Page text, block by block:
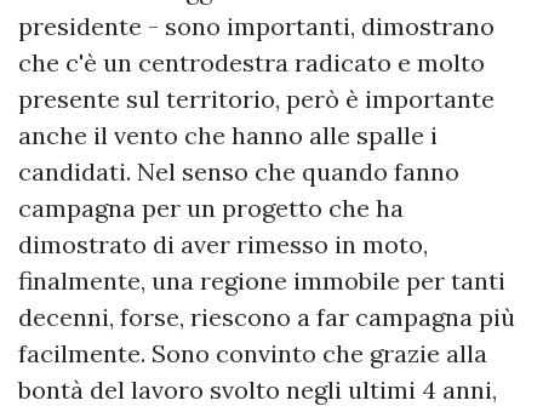
presidente - sono importanti, dimostrano
che c'è un centrodestra radicato e molto
presente sul territorio, però è importante
anche il vento che hanno alle spalle i
candidati. Nel senso che quando fanno
campagna per un progetto che ha
dimostrato di aver rimesso in moto,
finalmente, una regione immobile per tanti
decenni, forse, riescono a far campagna più
facilmente. Sono convinto che grazie alla
bontà del lavoro svolto negli ultimi 4 anni,